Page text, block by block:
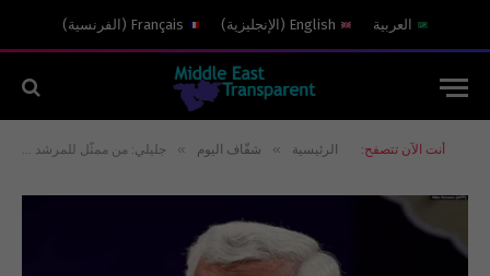
العربية English
( الإنجليزية)
Français
( الفرنسية)
أنت الآن تتصفح: الرئيسية » شفّاف اليوم » جليلي: من ممثّل للمرشد الراحل إلى مساعٍ لإقصائه عن دائرة القرار